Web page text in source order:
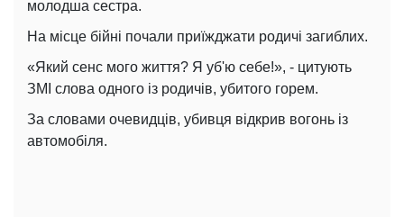
молодша сестра.
На місце бійні почали приїжджати родичі загиблих.
«Який сенс мого життя? Я уб'ю себе!», - цитують
ЗМІ слова одного із родичів, убитого горем.
За словами очевидців, убивця відкрив вогонь із
автомобіля.